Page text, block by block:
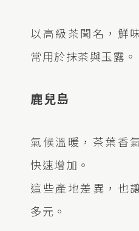
以高級茶聞名，鮮
常用於抹茶與玉露。
鹿兒島
氣候溫暖，茶葉香
快速增加。
這些產地差異，也
多元。